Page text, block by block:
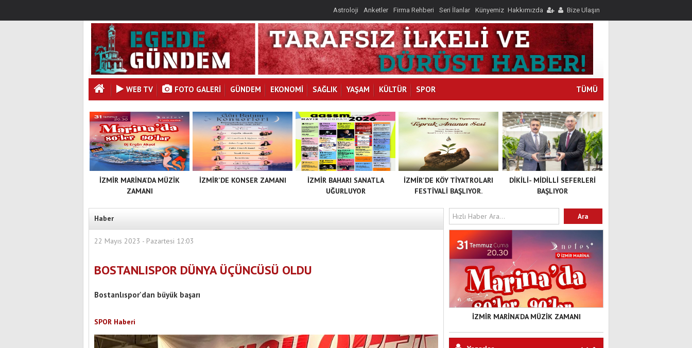
Astroloji Anketler Firma Rehberi Seri İlanlar Künyemiz Hakkımızda Bize Ulaşın
WEB TV FOTO GALERI GÜNDEM EKONOMİ SAĞLIK YAŞAM KÜLTÜR SPOR TÜMÜ
İZMİR MARİNA'DA MÜZİK
ZAMANI
İZMİR'DE KONSER ZAMANI
İZMİR BAHARI SANATLA
UĞURLUYOR
DİKİLİ- MİDİLLİ SEFERLERİ
BAŞLIYOR
İZMİR'DE KÖY TİYATROLARI
FESTİVALİ BAŞLIYOR.
Haber
22 Mayıs 2023 - Pazartesi 12:03
BOSTANLISPOR DÜNYA ÜÇÜNCÜSÜ OLDU
Bostanlıspor'dan büyük başarı
SPOR Haberi
İZMİR MARİNA'DA MÜZİK ZAMANI